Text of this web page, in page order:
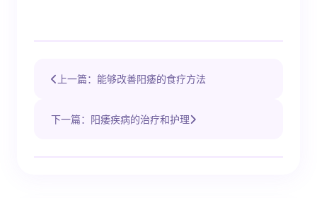
上一篇：能够改善阳痿的食疗方法
下一篇：阳痿疾病的治疗和护理